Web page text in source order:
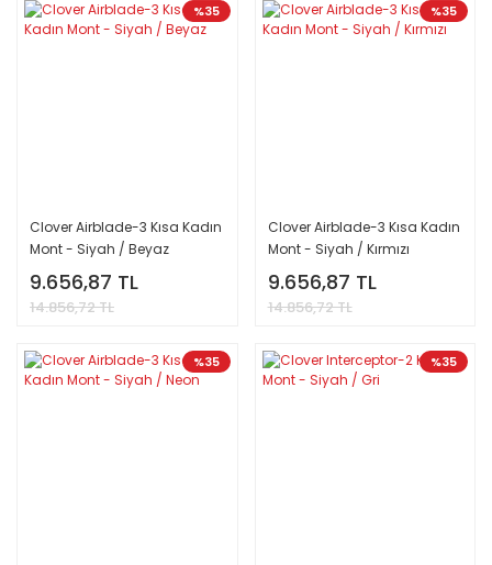
%35
Clover Airblade-3 Kısa Kadın
Mont - Siyah / Beyaz
9.656,87 TL
14.856,72 TL
%35
Clover Airblade-3 Kısa Kadın
Mont - Siyah / Kırmızı
9.656,87 TL
14.856,72 TL
%35 %35